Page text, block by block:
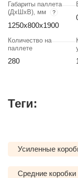
Габариты паллета
(ДхШхВ), мм
?
1250х800х1900
Количество на
паллете
280
Теги:
Усиленные
Средние коробки